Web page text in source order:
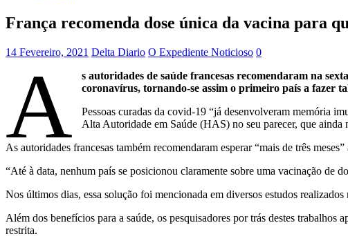
França recomenda dose única da vacina para
14 Fevereiro, 2021 Delta Diario O Expediente Noticioso 0
A
s autoridades de saúde francesas recomendaram na
coronavírus, tornando-se assim o primeiro país a fazer
Pessoas curadas da covid-19 “já desenvolveram memória
Alta Autoridade em Saúde (HAS) no seu parecer, que ainda
As autoridades francesas também recomendaram esperar “mais de três
“Até à data, nenhum país se posicionou claramente sobre uma vacinação de
Nos últimos dias, essa solução foi mencionada em diversos estudos
Além dos benefícios para a saúde, os pesquisadores por trás destes
restrita.